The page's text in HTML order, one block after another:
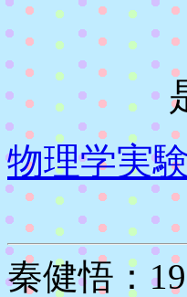
物理学実
秦健悟：